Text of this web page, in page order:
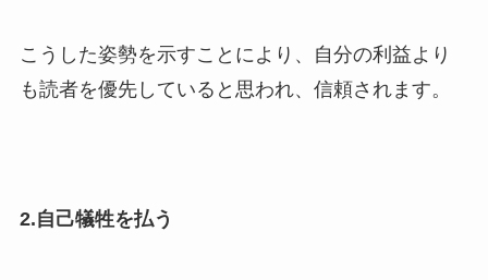
こうした姿勢を示すことにより、自分の利益より
も読者を優先していると思われ、信頼されます。
2.自己犠牲を払う